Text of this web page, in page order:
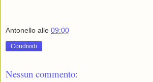
Antonello alle 09:00
Condividi
Nessun commento: